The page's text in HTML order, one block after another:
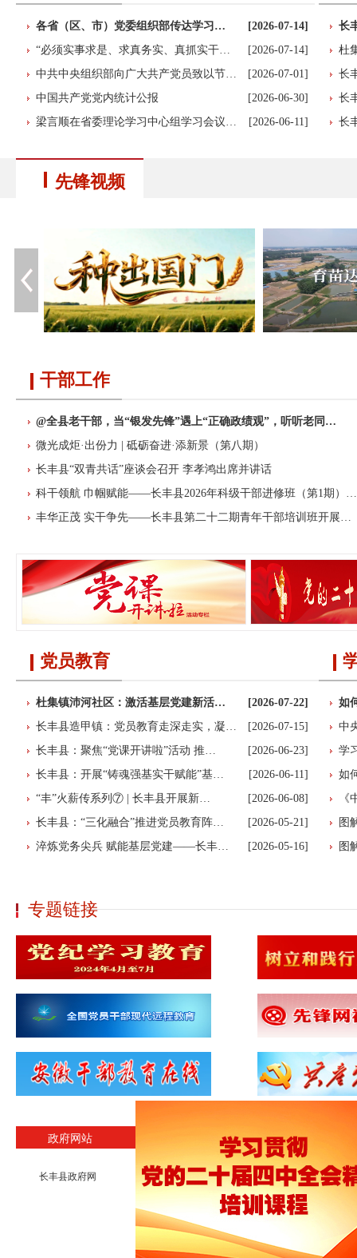
各省（区、市）党委组织部传达学习…
[2026-07-14]
“必须实事求是、求真务实、真抓实干…
[2026-07-14]
中共中央组织部向广大共产党员致以节…
[2026-07-01]
中国共产党党内统计公报
[2026-06-30]
梁言顺在省委理论学习中心组学习会议…
[2026-06-11]
长
杜
长
长
长
先锋视频
干部工作
@全县老干部，当“银发先锋”遇上“正确政绩观”，听听老同…
微光成炬·出份力 | 砥砺奋进·添新景（第八期）
长丰县“双青共话”座谈会召开 李孝鸿出席并讲话
科干领航 巾帼赋能——长丰县2026年科级干部进修班（第1期）…
丰华正茂 实干争先——长丰县第二十二期青年干部培训班开展…
党员教育
杜集镇沛河社区：激活基层党建新活…
[2026-07-22]
长丰县造甲镇：党员教育走深走实，凝…
[2026-07-15]
长丰县：聚焦“党课开讲啦”活动 推…
[2026-06-23]
长丰县：开展“铸魂强基实干赋能”基…
[2026-06-11]
“丰”火薪传系列⑦ | 长丰县开展新…
[2026-06-08]
长丰县：“三化融合”推进党员教育阵…
[2026-05-21]
淬炼党务尖兵 赋能基层党建——长丰…
[2026-05-16]
如
中
学
如
图
图
专题链接
政府网站 新闻网站
长丰县政府网